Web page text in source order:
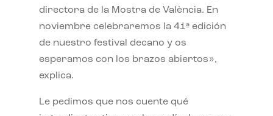
directora de la Mostra de València. En
noviembre celebraremos la 41ª edición
de nuestro festival decano y os
esperamos con los brazos abiertos»,
explica.
Le pedimos que nos cuente qué